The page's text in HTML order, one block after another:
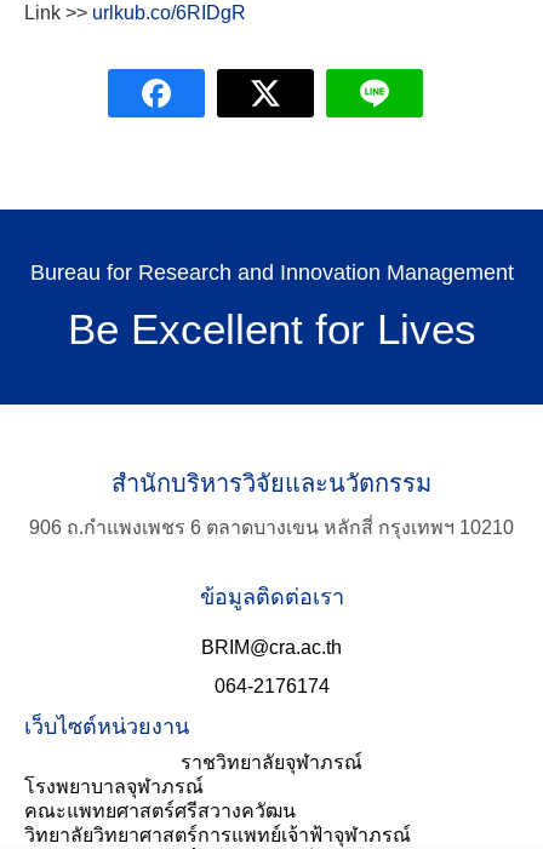
Search
Link >> urlkub.co/6RIDgR
Bureau for Research and Innovation Management
Be Excellent for Lives
สำนักบริหารวิจัยและนวัตกรรม
906 ถ.กำแพงเพชร 6 ตลาดบางเขน หลักสี่ กรุงเทพฯ 10210
ข้อมูลติดต่อเรา
BRIM@cra.ac.th
064-2176174
เว็บไซต์หน่วยงาน
ราชวิทยาลัยจุฬาภรณ์
โรงพยาบาลจุฬาภรณ์
คณะแพทยศาสตร์ศรีสวางควัฒน
วิทยาลัยวิทยาศาสตร์การแพทย์เจ้าฟ้าจุฬาภรณ์